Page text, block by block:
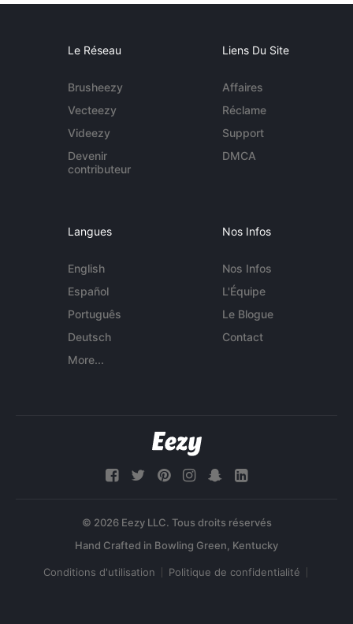
Le Réseau
Brusheezy
Vecteezy
Videezy
Devenir
contributeur
Liens Du Site
Affaires
Réclame
Support
DMCA
Langues
English
Español
Português
Deutsch
More...
Nos Infos
Nos Infos
L'Équipe
Le Blogue
Contact
© 2026 Eezy LLC. Tous droits réservés
Conditions d'utilisation Politique de confidentialité